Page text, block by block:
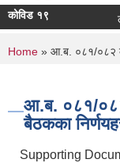
कोविड १९
You are
Home » आ.ब. ०८१/०८२
आ.ब. ०८१/
बैठकका
Supporting